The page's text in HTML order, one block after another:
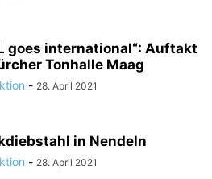
goes international“: Auftakt
Tonhalle Maag
- 28. April 2021
in Nendeln
- 28. April 2021